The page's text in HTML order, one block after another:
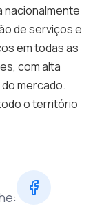
de serviços e
em todas as
com alta
mercado.
o território